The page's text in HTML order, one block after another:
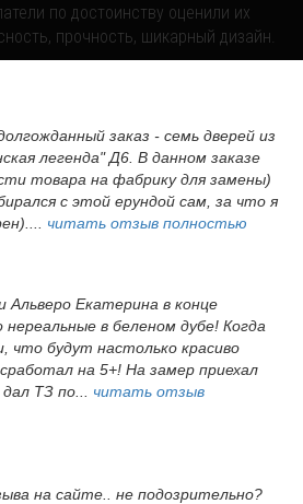
по достоинству оценили их
прочность, шикарный дизайн.
заказ - семь дверей из
легенда" Д6. В данном заказе
товара на фабрику для замены)
с этой ерундой сам, за что я
читать отзыв полностью
Альверо Екатерина в конце
в беленом дубе! Когда
что будут настолько красиво
на 5+! На замер приехал
ТЗ по... читать отзыв
на сайте.. не подозрительно?